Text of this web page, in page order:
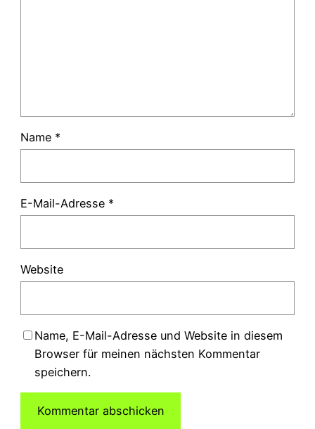
Name *
E-Mail-Adresse *
Website
Name, E-Mail-Adresse und Website in diesem
Browser für meinen nächsten Kommentar
speichern.